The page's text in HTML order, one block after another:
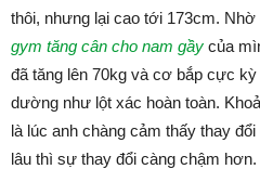
thôi, nhưng lại cao tới 173cm.
gym tăng cân cho nam gầy của
đã tăng lên 70kg và cơ bắp cực
dường như lột xác hoàn toàn.
là lúc anh chàng cảm thấy thay
lâu thì sự thay đổi càng chậm hơn.